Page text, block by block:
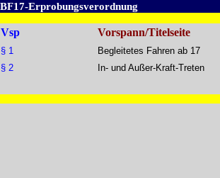
BF17-Erprobungsverordnung
Vsp Vorspann/Titelseite
§ 1
§ 2
Begleitetes Fahren ab 17
In- und Außer-Kraft-Treten